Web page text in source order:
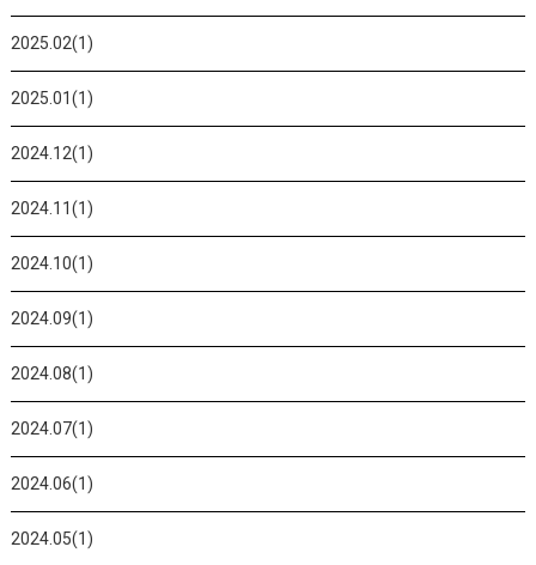
2025.02(1)
2025.01(1)
2024.12(1)
2024.11(1)
2024.10(1)
2024.09(1)
2024.08(1)
2024.07(1)
2024.06(1)
2024.05(1)